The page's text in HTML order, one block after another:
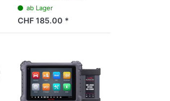
ab Lager
CHF 185.00 *